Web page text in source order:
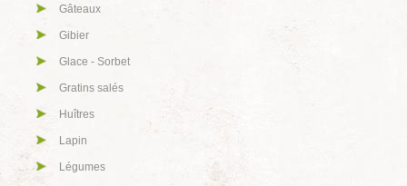
Gâteaux
Gibier
Glace - Sorbet
Gratins salés
Huîtres
Lapin
Légumes